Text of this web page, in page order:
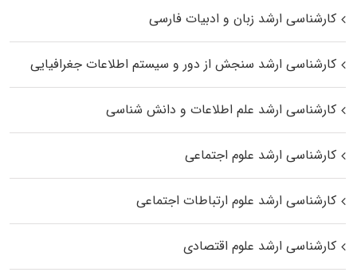
کارشناسی ارشد زبان و ادبیات فارسی
کارشناسی ارشد سنجش از دور و سیستم اطلاعات جغرافیایی
کارشناسی ارشد علم اطلاعات و دانش شناسی
کارشناسی ارشد علوم اجتماعی
کارشناسی ارشد علوم ارتباطات اجتماعی
کارشناسی ارشد علوم اقتصادی